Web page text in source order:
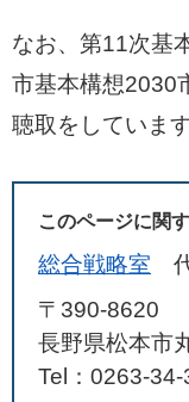
なお、第11次基
市基本構想2030
聴取をしています
このページに関
総合戦略室
〒390-8620
長野県松本市
Tel：0263-34-